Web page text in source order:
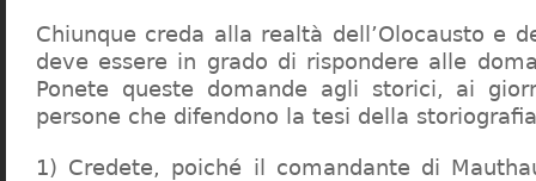
Chiunque creda alla realtà dell’Olocausto e
deve essere in grado di rispondere alle
Ponete queste domande agli storici, ai
persone che difendono la tesi della
1) Credete, poiché il comandante di